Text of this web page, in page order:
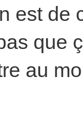
est de
que
au